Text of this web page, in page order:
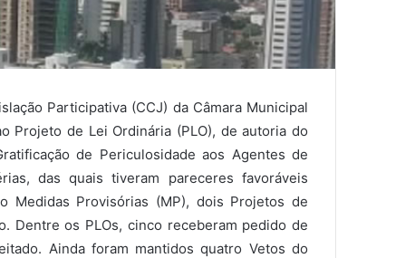
Participativa (CCJ) da Câmara Municipal
Projeto de Lei Ordinária (PLO), de autoria do
de Periculosidade aos Agentes de
das quais tiveram pareceres favoráveis
Medidas Provisórias (MP), dois Projetos de
Dentre os PLOs, cinco receberam pedido de
Ainda foram mantidos quatro Vetos do